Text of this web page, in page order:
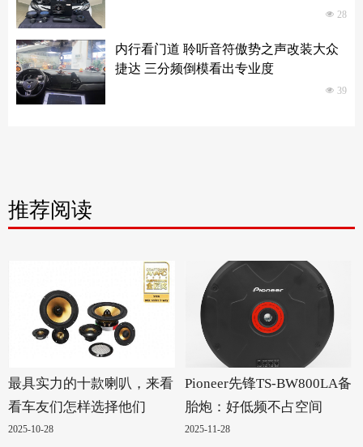
넶 28
内行看门道 聆听音符傲势之声改装大众
捷达 三分频倒模看出专业度
넶 39
推荐阅读
最具实力的十款喇叭，来看
看车友们怎样选择他们
2025-10-28
Pioneer先锋TS-BW800LA备
胎炮：好低频不占空间
2025-11-28